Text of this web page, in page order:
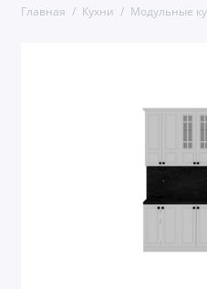
Главная Кухни Модульные